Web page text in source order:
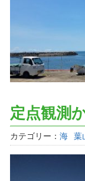
定点観測
カテゴリー： 海 葉